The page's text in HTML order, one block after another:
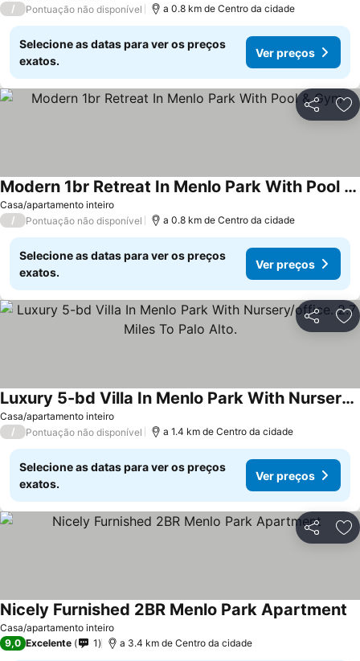
/ Pontuação não disponível a 0.8 km de Centro da cidade
Selecione as datas para ver os preços
exatos.
Ver preços
Partilhar
Casa/apartamento inteiro
Modern 1br Retreat In Menlo Park With Pool & Gym
/ Pontuação não disponível a 0.8 km de Centro da cidade
Selecione as datas para ver os preços
exatos.
Ver preços
Partilhar
Casa/apartamento inteiro
Luxury 5-bd Villa In Menlo Park With Nursery/office. 2.7 Miles To Palo Alto.
/ Pontuação não disponível a 1.4 km de Centro da cidade
Selecione as datas para ver os preços
exatos.
Ver preços
Partilhar
Casa/apartamento inteiro
Nicely Furnished 2BR Menlo Park Apartment
9,0 Excelente 1 a 3.4 km de Centro da cidade